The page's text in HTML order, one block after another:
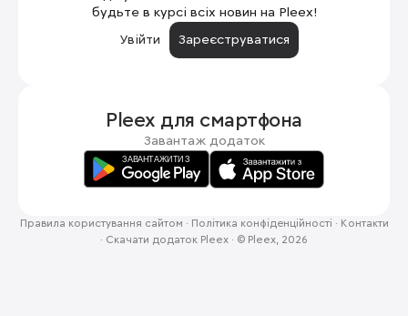
будьте в курсі всіх новин на Pleex!
Увійти
Зареєструватися
Pleex для смартфона
Завантаж додаток
Правила користування сайтом · Політика конфіденційності · Контакти
· Скачати додаток Pleex · © Pleex, 2026